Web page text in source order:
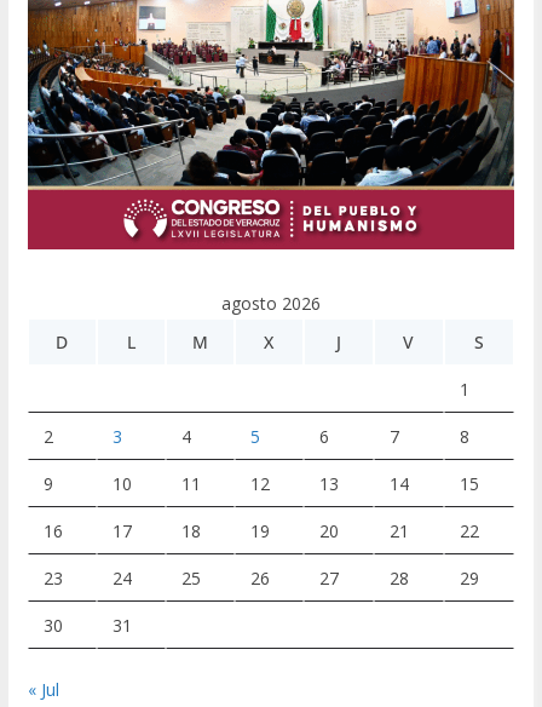
agosto 2026
D
L M X J V S
1
2 3 4 5 6 7 8
9 10 11 12 13 14 15
16 17 18 19 20 21 22
23 24 25 26 27 28 29
30 31
« Jul